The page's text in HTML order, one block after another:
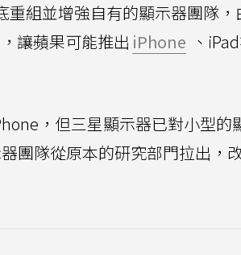
重組並增強自有的顯示器團隊，
讓蘋果可能推出 iPhone 、
，但三星顯示器已對小型的
團隊從原本的研究部門拉出，